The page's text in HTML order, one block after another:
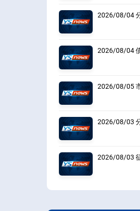
2026/08/04
2026/08/04
2026/08/05
2026/08/03
2026/08/03